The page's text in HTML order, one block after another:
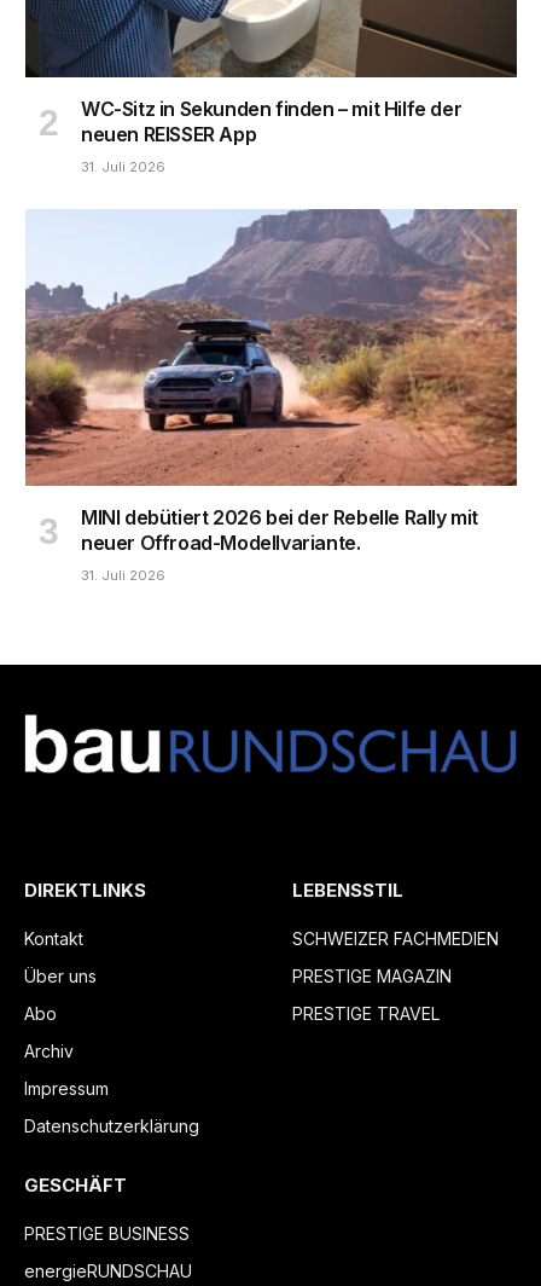
WC-Sitz in Sekunden finden – mit Hilfe der
neuen REISSER App
31. Juli 2026
MINI debütiert 2026 bei der Rebelle Rally mit
neuer Offroad-Modellvariante.
31. Juli 2026
DIREKTLINKS
Kontakt
Über uns
Abo
Archiv
Impressum
Datenschutzerklärung
LEBENSSTIL
SCHWEIZER FACHMEDIEN
PRESTIGE MAGAZIN
PRESTIGE TRAVEL
GESCHÄFT
PRESTIGE BUSINESS
energieRUNDSCHAU